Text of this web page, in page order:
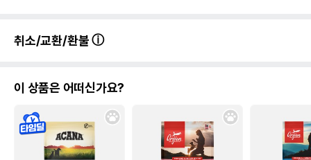
취소/교환/환불
이 상품은 어떠신가요?